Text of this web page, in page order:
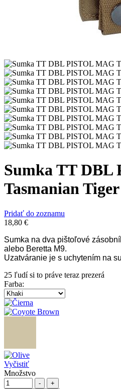
Sumka TT DBL
Tasmanian Tiger
Pridať do zoznamu
18,80 €
Sumka na dva pištoľové
alebo Beretta M9.
Uzatváranie je s uchytením na
25 ľudí si to práve teraz prezerá
Farba:
Vyčistiť
Množstvo
-
+